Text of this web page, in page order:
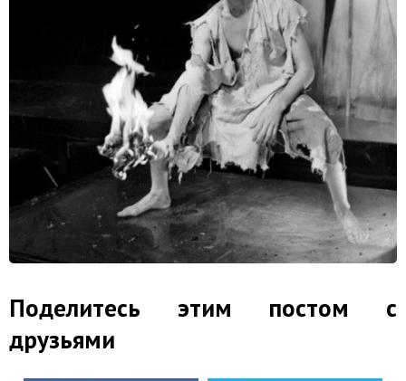
Поделитесь этим постом с
друзьями